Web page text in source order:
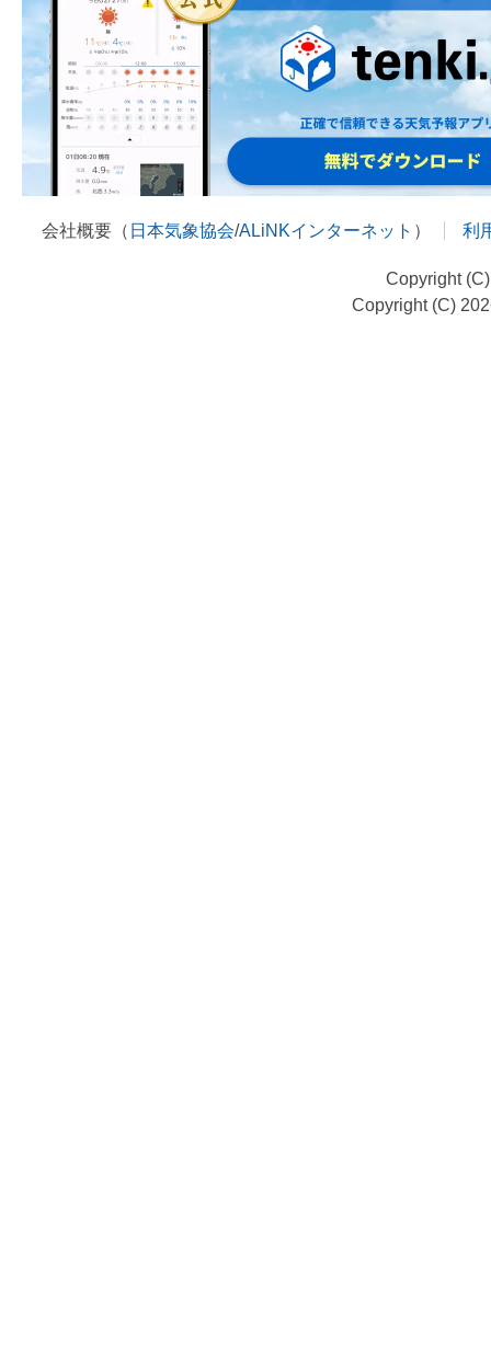
会社概要（ 日本気象協会/ALiNKインターネット ） 利
Copyright
Copyright (C)